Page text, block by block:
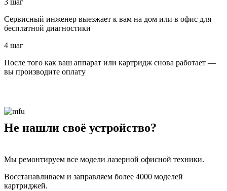
3 шаг
Сервисный инженер выезжает к вам на дом или в офис для
бесплатной диагностики
4 шаг
После того как ваш аппарат или картридж снова работает —
вы производите оплату
Не нашли своё устройство?
Мы ремонтируем все модели лазерной офисной техники.
Восстанавливаем и заправляем более 4000 моделей
картриджей.